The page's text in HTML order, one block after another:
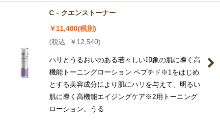
C－クエンストーナー
￥11,400(税別)
(税込: ￥ 12,540)
ハリとうるおいのある若々しい印象の肌に導く高
機能トーニングローション ペプチド※1をはじめ
とする美容成分により肌にハリを与えて、明るい
肌に導く高機能エイジングケア※2用トーニング
ローション。うる…